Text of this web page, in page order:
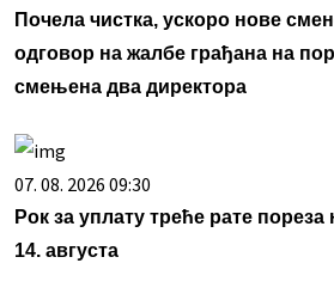
Почела чистка, ускоро нове
одговор на жалбе грађана на
смењена два директора
07. 08. 2026 09:30
Рок за уплату треће рате
14. августа